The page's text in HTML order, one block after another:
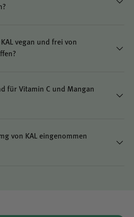
und Vorteile des
für maximale Sicherheit und
vegan und frei von
für Vitamin C und Mangan
von KAL eingenommen